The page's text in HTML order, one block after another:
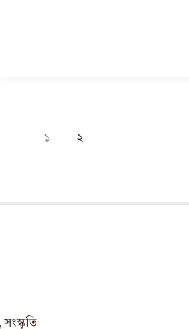
১ ২
সংস্কৃতি